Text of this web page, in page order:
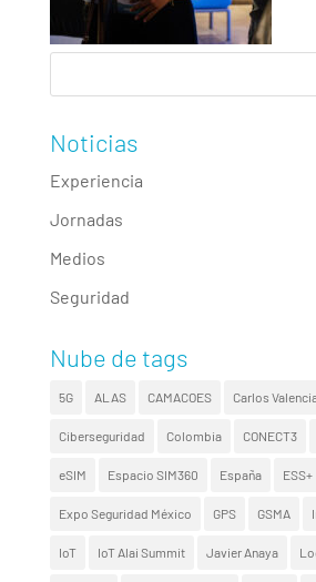
Noticias
Experiencia
Jornadas
Medios
Seguridad
Nube de tags
5G ALAS CAMACOES Carlos
Ciberseguridad Colombia CONECT3
eSIM Espacio SIM360 España ESS+
Expo Seguridad México GPS GSMA
IoT IoT Alai Summit Javier Anaya